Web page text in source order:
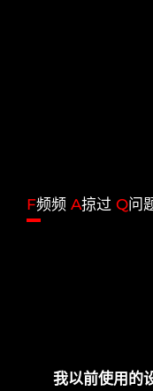
F频频 A掠过 Q问
我以前使用的